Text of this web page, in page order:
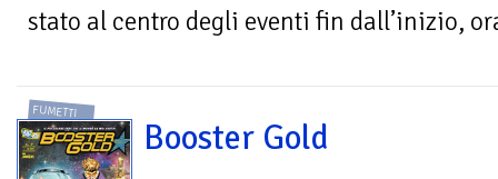
stato al centro degli eventi fin dall’inizio,
FUMETTI
Booster Gold